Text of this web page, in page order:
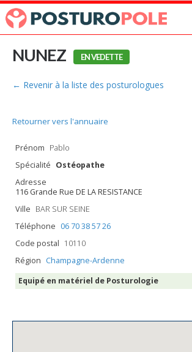
NUNEZ EN VEDETTE
← Revenir à la liste des posturologues
Retourner vers l'annuaire
Prénom Pablo
Spécialité Ostéopathe
Adresse
116 Grande Rue DE LA RESISTANCE
Ville BAR SUR SEINE
Téléphone 06 70 38 57 26
Code postal 10110
Région Champagne-Ardenne
Equipé en matériel de Posturologie